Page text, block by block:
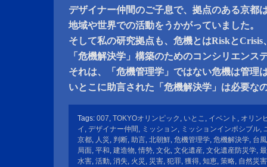
デザイナー仲間のご子息で、拠点のある京都
地域や世界での活動をうかがっていました。
そして私の研究拠点も、危機とはRiskとCrisis
「危機解決学」構築のためのコンシリエンス
それは、「危機管理学」ではない危機は管理
いとこに助言された「危機解決学」は必要な
Tags: 007, TOKYOオリンピック , いとこ , イベント , オリン
イ , デザイナー仲間 , ミッション, ミッションインポシブル,
京都, 人災 , 判断, 助言, 北朝鮮, 危機管理学, 危機解決学, 台風
局面, 平和, 建造物,情勢, 文化, 文化遺産, 文化遺産防災学,
水害, 活動, 消失, 火災 , 災害, 犯罪, 獲得, 知恵, 策略, 自然災害